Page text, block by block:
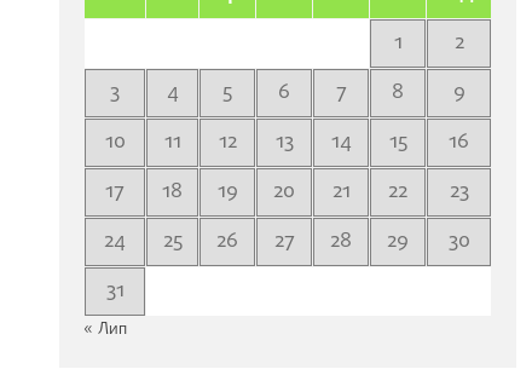
1
2
3
4 5 6 7 8
9
10
11 12 13 14 15
16
17
18 19 20 21 22
23
24
25 26 27 28 29
30
31
« Лип